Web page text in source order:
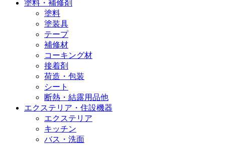
塗料・補修剤
塗料
塗装具
テープ
補修材
コーキング材
接着剤
荷造・包装
シート
断熱・結露用品他
エクステリア・住設機器
エクステリア
キッチン
バス・洗面